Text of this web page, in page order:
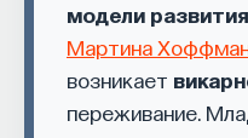
модели
Мартина
возникает
переживание.